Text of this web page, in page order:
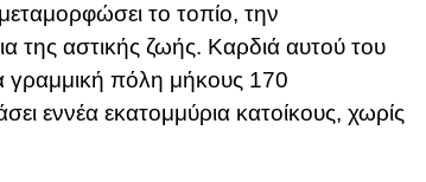
το τοπίο, την
της αστικής ζωής. Καρδιά αυτού του
γραμμική πόλη μήκους 170
εννέα εκατομμύρια κατοίκους, χωρίς